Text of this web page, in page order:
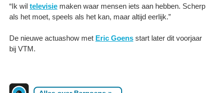
“Ik wil televisie maken waar mensen iets aan hebben. Scherp
als het moet, speels als het kan, maar altijd eerlijk.”
De nieuwe actuashow met Eric Goens start later dit voorjaar
bij VTM.